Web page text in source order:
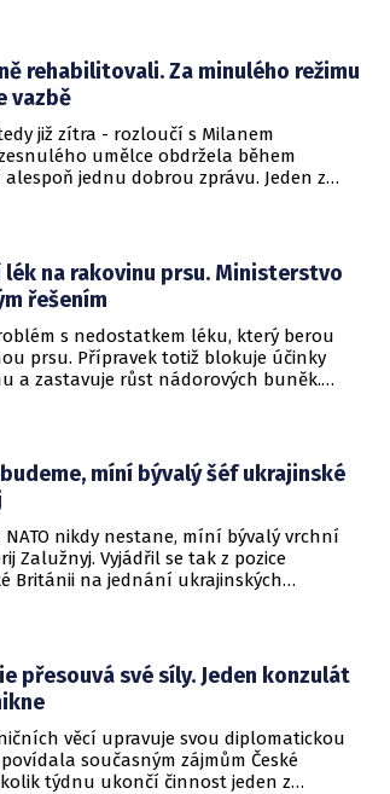
rehabilitovali. Za minulého režimu
vazbě
již zítra - rozloučí s Milanem
umělce obdržela během
jednu dobrou zprávu. Jeden z
lék na rakovinu prsu. Ministerstvo
řešením
s nedostatkem léku, který berou
prsu. Přípravek totiž blokuje účinky
a zastavuje růst nádorových buněk.
míní bývalý šéf ukrajinské
NATO nikdy nestane, míní bývalý vrchní
Zalužnyj. Vyjádřil se tak z pozice
Británii na jednání ukrajinských
přesouvá své síly. Jeden konzulát
věcí upravuje svou diplomatickou
současným zájmům České
týdnu ukončí činnost jeden z